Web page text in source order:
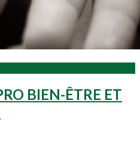
BIEN-ÊTRE ET